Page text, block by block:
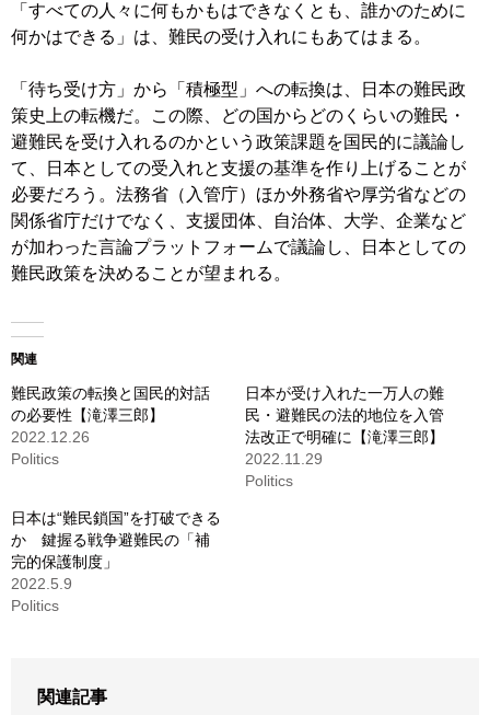
「すべての人々に何もかもはできなくとも、誰かのために
何かはできる」は、難民の受け入れにもあてはまる。
「待ち受け方」から「積極型」への転換は、日本の難民政
策史上の転機だ。この際、どの国からどのくらいの難民・
避難民を受け入れるのかという政策課題を国民的に議論し
て、日本としての受入れと支援の基準を作り上げることが
必要だろう。法務省（入管庁）ほか外務省や厚労省などの
関係省庁だけでなく、支援団体、自治体、大学、企業など
が加わった言論プラットフォームで議論し、日本としての
難民政策を決めることが望まれる。
関連
難民政策の転換と国民的対話
の必要性【滝澤三郎】
2022.12.26
Politics
日本が受け入れた一万人の難
民・避難民の法的地位を入管
法改正で明確に【滝澤三郎】
2022.11.29
Politics
日本は“難民鎖国”を打破できる
か 鍵握る戦争避難民の「補
完的保護制度」
2022.5.9
Politics
関連記事